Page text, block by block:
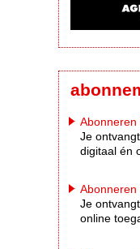
Abonneren
Je
digitaal én
Abonneren
Je
online